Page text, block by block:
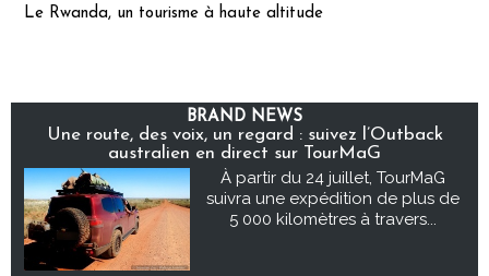
Le Rwanda, un tourisme à haute altitude
BRAND NEWS
Une route, des voix, un regard : suivez l’Outback
australien en direct sur TourMaG
À partir du 24 juillet, TourMaG
suivra une expédition de plus de
5 000 kilomètres à travers...